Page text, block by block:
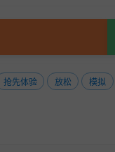
抢先体验 放松 模拟